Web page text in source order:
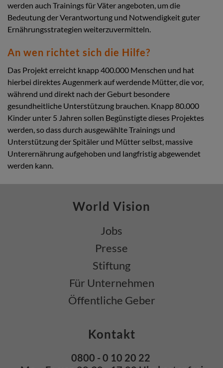
werden auch Trainings für Väter angeboten, um die
Bedeutung der Verantwortung und Notwendigkeit guter
Ernährungsstrategien weiterzuvermitteln.
An wen richtet sich die Hilfe?
Das Projekt erreicht knapp 400.000 Menschen und hat
hierbei direktes Augenmerk auf werdende Mütter, die vor,
während und direkt nach der Geburt besondere
gesundheitliche Unterstützung brauchen. Knapp 80.000
Kinder unter 5 Jahren sollen Begünstigte dieses Projektes
werden, so dass durch ausgewählte Trainings und
Unterstützung der Spitäler und Mütter selbst, massive
Unterernährung aufgehoben und langfristig abgewendet
werden kann.
World Vision
Jobs
Presse
Stiftung
Für Unternehmen
Öffentliche Geber
Kontakt
0800 - 0 10 20 22